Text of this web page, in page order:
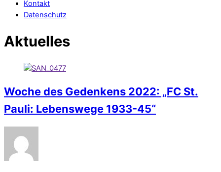
Kontakt
Datenschutz
Aktuelles
Woche des Gedenkens 2022: „FC St.
Pauli: Lebenswege 1933-45“